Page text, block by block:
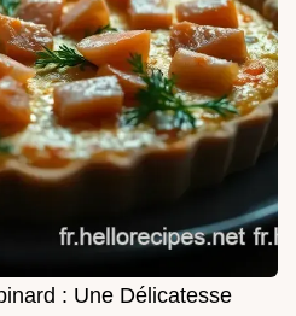
: Une Délicatesse